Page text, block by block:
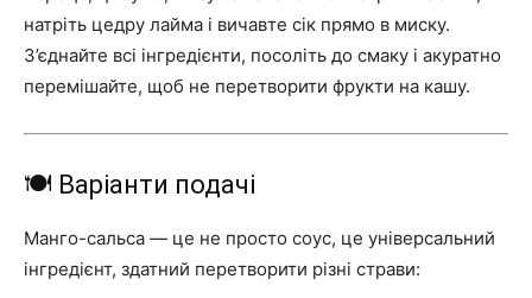
натріть цедру лайма і вичавте сік прямо в миску.
З’єднайте всі інгредієнти, посоліть до смаку і акуратно
перемішайте, щоб не перетворити фрукти на кашу.
🍽️ Варіанти подачі
Манго-сальса — це не просто соус, це універсальний
інгредієнт, здатний перетворити різні страви: